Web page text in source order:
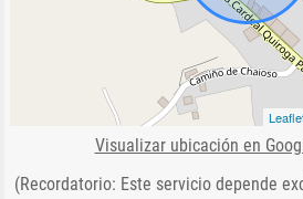
Visualizar ubicación en
(Recordatorio: Este servicio depende